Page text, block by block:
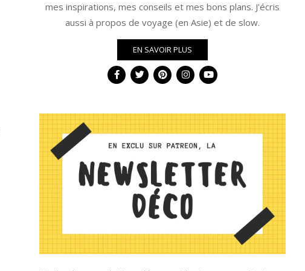
mes inspirations, mes conseils et mes bons plans. J'écris
aussi à propos de voyage (en Asie) et de slow.
EN SAVOIR PLUS